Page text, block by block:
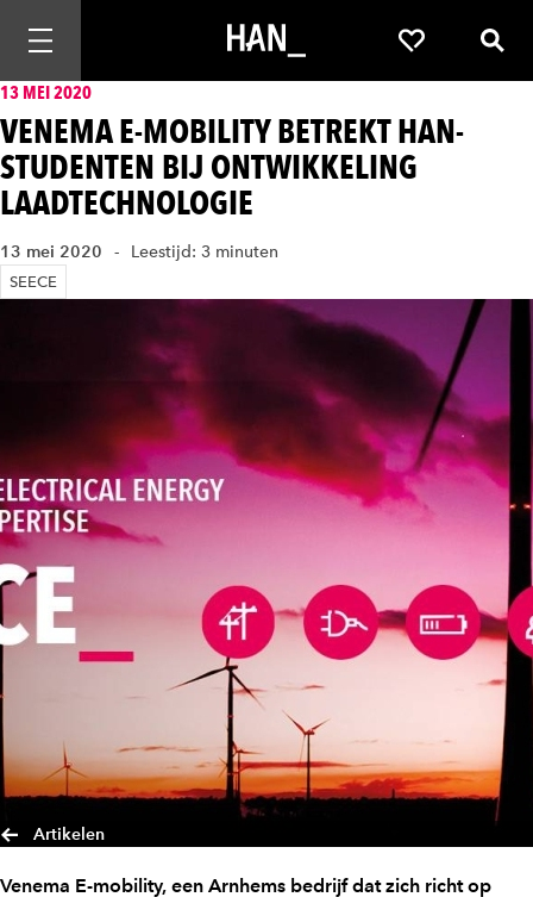
Mobiele navigatie openen Favorieten
13 MEI 2020
VENEMA E-MOBILITY BETREKT HAN-
STUDENTEN BIJ ONTWIKKELING
LAADTECHNOLOGIE
13 mei 2020 Leestijd: 3 minuten
SEECE
Artikelen
Venema E-mobility, een Arnhems bedrijf dat zich richt op